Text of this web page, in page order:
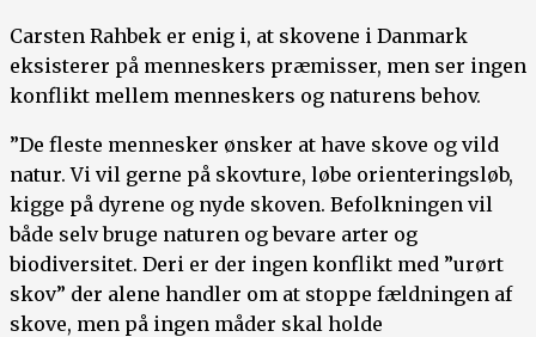
Carsten Rahbek er enig i, at skovene i Danmark
eksisterer på menneskers præmisser, men ser ingen
konflikt mellem menneskers og naturens behov.
”De fleste mennesker ønsker at have skove og vild
natur. Vi vil gerne på skovture, løbe orienteringsløb,
kigge på dyrene og nyde skoven. Befolkningen vil
både selv bruge naturen og bevare arter og
biodiversitet. Deri er der ingen konflikt med ”urørt
skov” der alene handler om at stoppe fældningen af
skove, men på ingen måder skal holde